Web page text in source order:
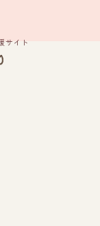
サイト